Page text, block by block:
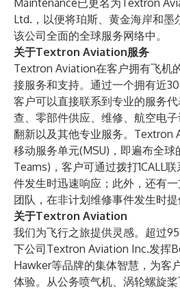
Maintenance已更名为Textron
Ltd.，以便将珀斯、黄金海岸和墨
该公司全面的全球服务网络中。
关于Textron Aviation服务
Textron Aviation在客户拥有飞机
接服务和支持。通过一个拥有近
客户可以直接联系到专业的服务
查、零部件供应、维修、航空电子
翻新以及其他专业服务。Textron
移动服务单元(MSU)，即遍布全球
Teams)，客户可通过拨打1CALL
件发生时迅速响应；此外，还有
团队，在非计划维修事件发生时提
关于Textron Aviation
我们为飞行之旅提供灵感。超过
下公司Textron Aviation Inc.发挥
Hawker等品牌的集体智慧，为客
体验。从公务喷气机、涡轮螺旋